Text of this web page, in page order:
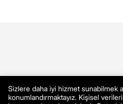
Sizlere daha iyi hizmet sunabilmek
konumlandırmaktayız. Kişisel